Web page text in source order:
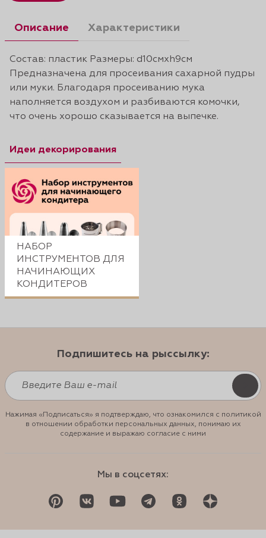
Описание Характеристики
Состав: пластик Размеры: d10смхh9см
Предназначена для просеивания сахарной пудры
или муки. Благодаря просеиванию мука
наполняется воздухом и разбиваются комочки,
что очень хорошо сказывается на выпечке.
Идеи декорирования
НАБОР
ИНСТРУМЕНТОВ ДЛЯ
НАЧИНАЮЩИХ
КОНДИТЕРОВ
Подпишитесь на рыссылку:
Нажимая «Подписаться» я подтверждаю, что ознакомился с политикой
в отношении обработки персональных данных, понимаю их
содержание и выражаю согласие с ними
Мы в соцсетях: